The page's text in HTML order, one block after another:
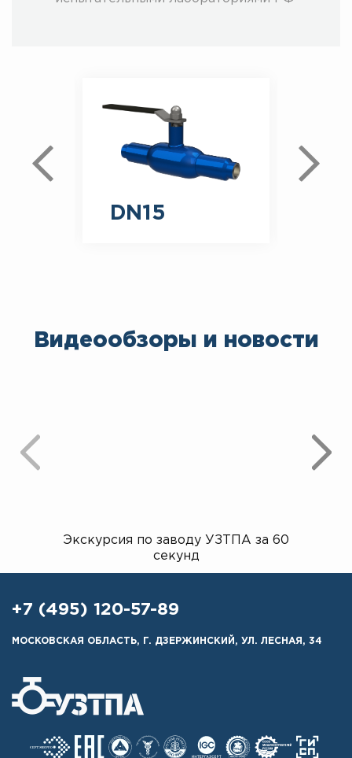
DN15
Видеообзоры и новости
Экскурсия по заводу УЗТПА за 60
секунд
+7 (495) 120-57-89
МОСКОВСКАЯ ОБЛАСТЬ, Г. ДЗЕРЖИНСКИЙ, УЛ. ЛЕСНАЯ, 34